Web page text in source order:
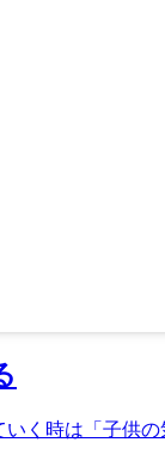
く時は「子供